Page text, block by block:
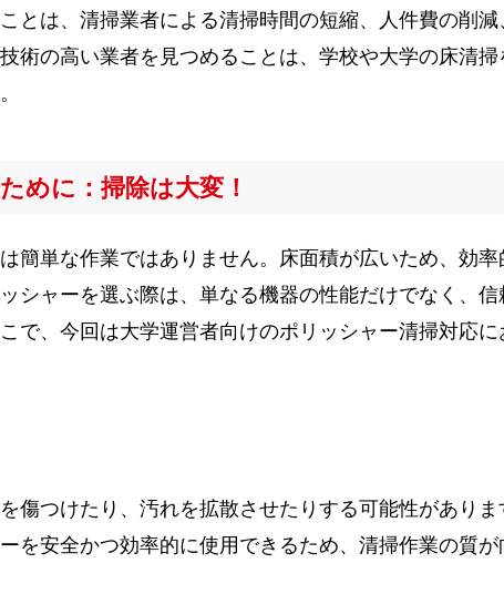
とは、清掃業者による清掃時間の短縮、人件費の削減
術の高い業者を見つめることは、学校や大学の床清掃
めに：掃除は大変！
簡単な作業ではありません。床面積が広いため、効率
シャーを選ぶ際は、単なる機器の性能だけでなく、信
で、今回は大学運営者向けのポリッシャー清掃対応に
傷つけたり、汚れを拡散させたりする可能性がありま
を安全かつ効率的に使用できるため、清掃作業の質が